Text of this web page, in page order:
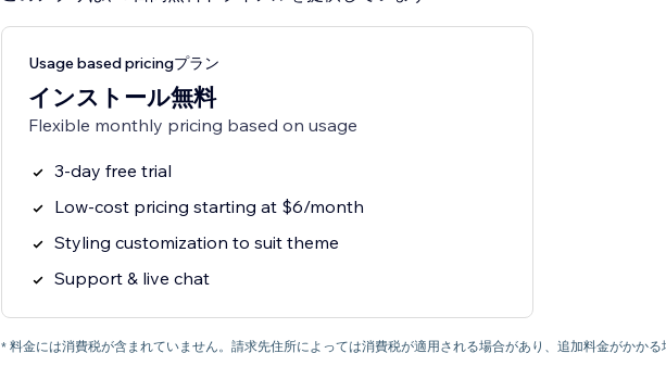
Usage based pricingプラン
インストール無料
Flexible monthly pricing based on usage
3-day free trial
Low-cost pricing starting at $6/month
Styling customization to suit theme
Support & live chat
* 料金には消費税が含まれていません。請求先住所によっては消費税が適用される場合があり、追加料金がかかる